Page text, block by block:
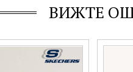
ВИЖТЕ
на платформа с
бронз